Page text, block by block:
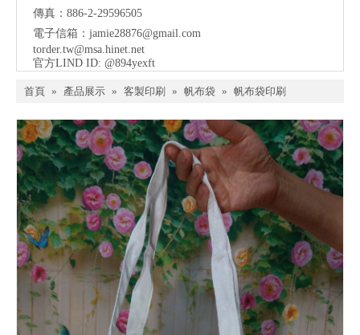
傳真：886-2-29596505
電子信箱： jamie28876@gmail.com
torder.tw@msa.hinet.net
官方LIND ID: @894yexft
首頁 » 產品展示 » 客製印刷 » 帆布袋 » 帆布袋印刷